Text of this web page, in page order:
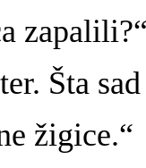
Šta
žigice.“